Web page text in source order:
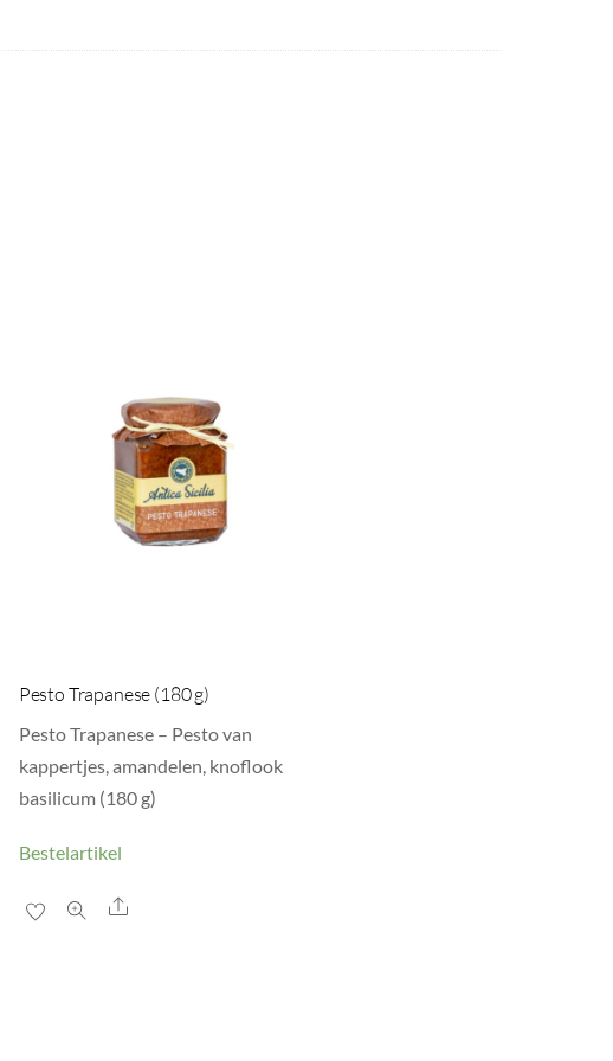
Pesto Trapanese (180 g)
Pesto Trapanese – Pesto van
kappertjes, amandelen, knoflook
basilicum (180 g)
Bestelartikel
Share